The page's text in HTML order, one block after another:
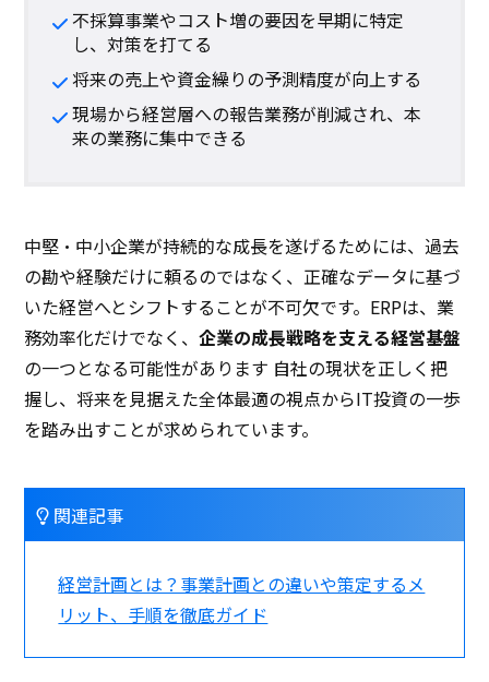
不採算事業やコスト増の要因を早期に特定
し、対策を打てる
将来の売上や資金繰りの予測精度が向上する
現場から経営層への報告業務が削減され、本
来の業務に集中できる
中堅・中小企業が持続的な成長を遂げるためには、過去
の勘や経験だけに頼るのではなく、正確なデータに基づ
いた経営へとシフトすることが不可欠です。ERPは、業
務効率化だけでなく、企業の成長戦略を支える経営基盤
の一つとなる可能性があります 自社の現状を正しく把
握し、将来を見据えた全体最適の視点からIT投資の一歩
を踏み出すことが求められています。
関連記事
経営計画とは？事業計画との違いや策定するメ
リット、手順を徹底ガイド